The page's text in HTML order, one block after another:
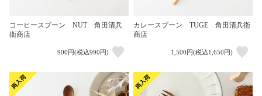
コーヒースプーン NUT 角田清兵
衛商店
900円(税込990円)
カレースプーン TUGE 角田清兵衛
商店
1,500円(税込1,650円)